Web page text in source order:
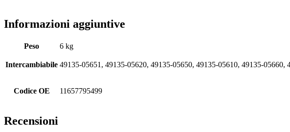
Informazioni aggiuntive
Peso 6 kg
Intercambiabile 49135-05651, 49135-05620, 49135-05650, 49135-05610, 49135-
Codice OE 11657795499
Recensioni